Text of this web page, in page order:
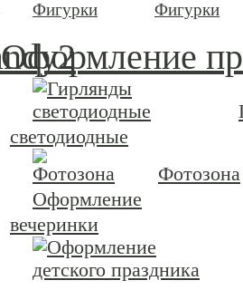
Фигурки
Оформление
светодиодные
Фотозона
Оформление
вечеринки